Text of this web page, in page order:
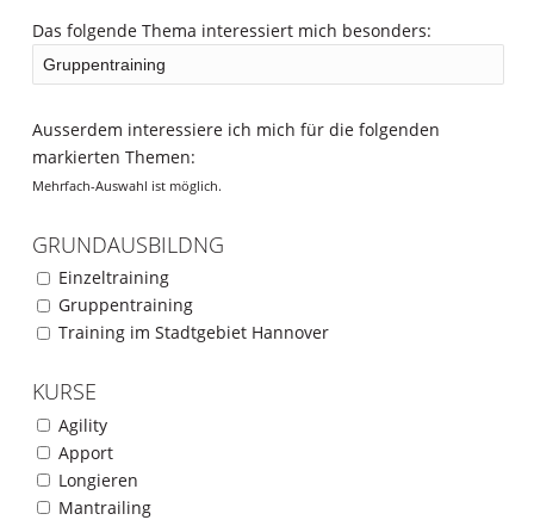
Das folgende Thema interessiert mich besonders:
Ausserdem interessiere ich mich für die folgenden
markierten Themen:
Mehrfach-Auswahl ist möglich.
GRUNDAUSBILDNG
Einzeltraining
Gruppentraining
Training im Stadtgebiet Hannover
KURSE
Agility
Apport
Longieren
Mantrailing